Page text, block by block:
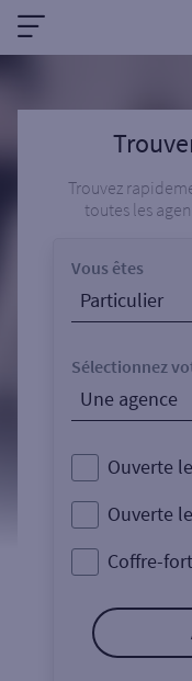
Trouvez
toutes les
Vous êtes
Sélectionnez
Ouverte
Ouverte
Coffre-fort